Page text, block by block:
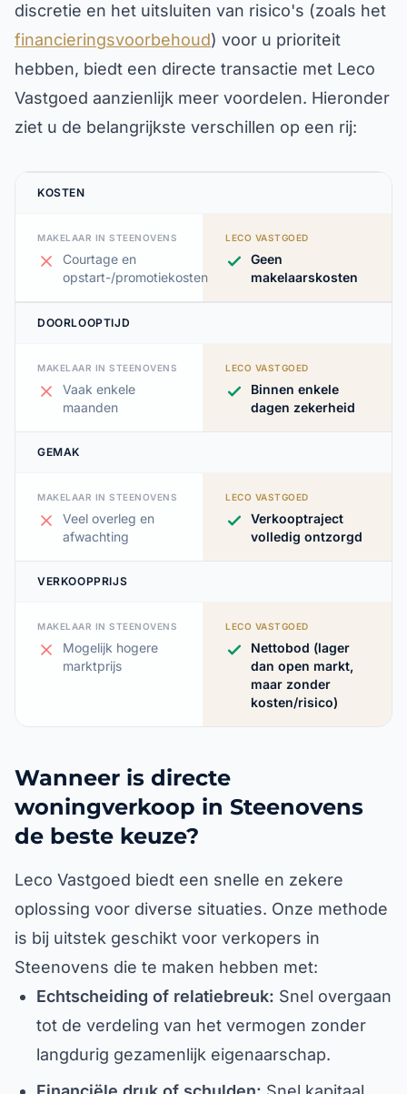
discretie en het uitsluiten van risico's (zoals het
financieringsvoorbehoud) voor u prioriteit
hebben, biedt een directe transactie met Leco
Vastgoed aanzienlijk meer voordelen. Hieronder
ziet u de belangrijkste verschillen op een rij:
KOSTEN
MAKELAAR IN STEENOVENS
Courtage en
opstart-/promotiekosten
LECO VASTGOED
Geen
makelaarskosten
DOORLOOPTIJD
MAKELAAR IN STEENOVENS
Vaak enkele
maanden
LECO VASTGOED
Binnen enkele
dagen zekerheid
GEMAK
MAKELAAR IN STEENOVENS
Veel overleg en
afwachting
LECO VASTGOED
Verkooptraject
volledig ontzorgd
VERKOOPPRIJS
MAKELAAR IN STEENOVENS
Mogelijk hogere
marktprijs
LECO VASTGOED
Nettobod (lager
dan open markt,
maar zonder
kosten/risico)
Wanneer is directe
woningverkoop in Steenovens
de beste keuze?
Leco Vastgoed biedt een snelle en zekere
oplossing voor diverse situaties. Onze methode
is bij uitstek geschikt voor verkopers in
Steenovens die te maken hebben met:
Echtscheiding of relatiebreuk: Snel overgaan
tot de verdeling van het vermogen zonder
langdurig gezamenlijk eigenaarschap.